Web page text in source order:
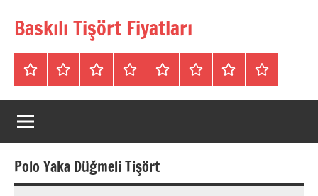
Baskılı Tişört Fiyatları
TişörtlerBisiklet
Yaka
V
Yaka
Bisiklet
Yaka
Polo
Yaka
Polo
Yaka
iletişimHakkımızda
Polo Yaka Düğmeli Tişört